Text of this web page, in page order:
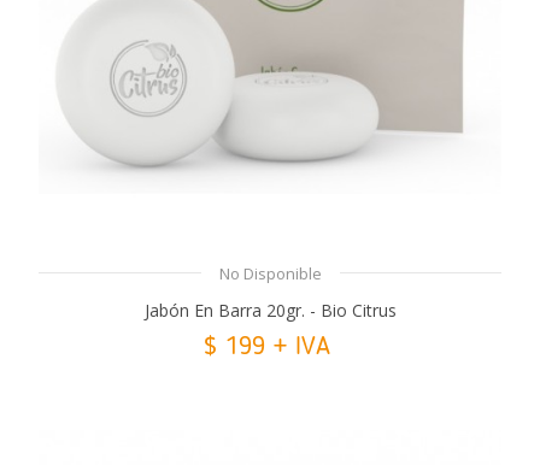
No Disponible
Jabón En Barra 20gr. - Bio Citrus
$ 199 + IVA